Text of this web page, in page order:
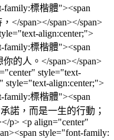
family:標楷體"><span
</span></span></span>
align:center;">
family:標楷體"><span
的人。</span></span>
style="text-
style="text-align:center;">
family:標楷體"><span
諾，而是一生的行動；
p> <p align="center"
style="font-family: